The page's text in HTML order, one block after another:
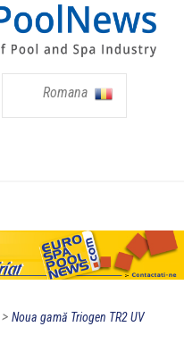
Romana
> Noua gamă Triogen TR2 UV